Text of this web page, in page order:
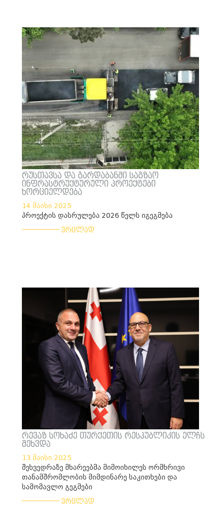
რუსთავსა და გარდაბანში საგზაო
ინფრასტრუქტურული პროექტები
ხორციელდება
14 მაისი 2025
პროექტის დასრულება 2026 წელს იგეგმება
ვრცლად
რევაზ სოხაძე თურქეთის რესპუბლიკის ელჩს
შეხვდა
13 მაისი 2025
შეხვედრაზე მხარეებმა მიმოიხილეს ორმხრივი
თანამშრომლობის მიმდინარე საკითხები და
სამომავლო გეგმები
ვრცლად